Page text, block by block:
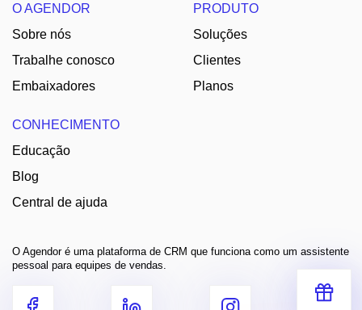
O AGENDOR
Sobre nós
Trabalhe conosco
Embaixadores
PRODUTO
Soluções
Clientes
Planos
CONHECIMENTO
Educação
Blog
Central de ajuda
O Agendor é uma plataforma de CRM que funciona como um assistente
pessoal para equipes de vendas.